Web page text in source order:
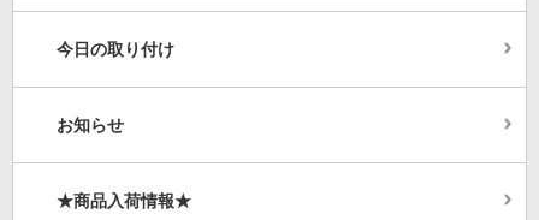
今日の取り付け
お知らせ
★商品入荷情報★